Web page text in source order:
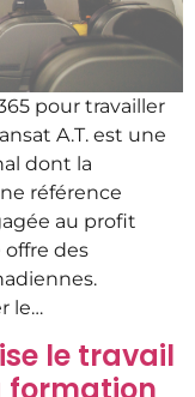
pour travailler
A.T. est une
dont la
référence
au profit
offre des
le…
le travail